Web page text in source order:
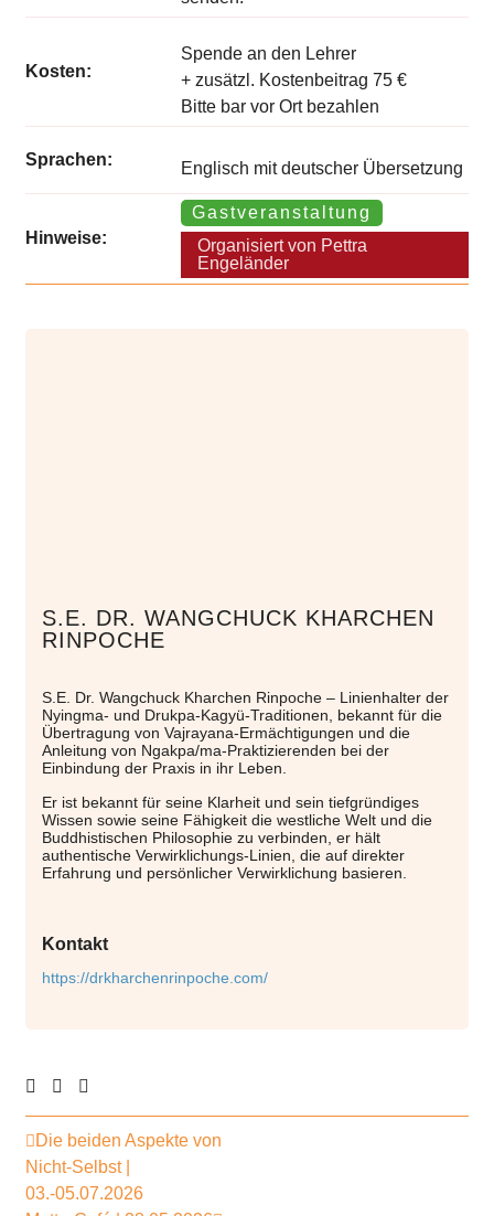
Kosten:
Spende an den Lehrer
+ zusätzl. Kostenbeitrag 75 €
Bitte bar vor Ort bezahlen
Sprachen: Englisch mit deutscher Übersetzung
Hinweise:
Gastveranstaltung
Organisiert von Pettra
Engeländer
S.E. DR. WANGCHUCK KHARCHEN
RINPOCHE
S.E. Dr. Wangchuck Kharchen Rinpoche – Linienhalter der
Nyingma- und Drukpa-Kagyü-Traditionen, bekannt für die
Übertragung von Vajrayana-Ermächtigungen und die
Anleitung von Ngakpa/ma-Praktizierenden bei der
Einbindung der Praxis in ihr Leben.
Er ist bekannt für seine Klarheit und sein tiefgründiges
Wissen sowie seine Fähigkeit die westliche Welt und die
Buddhistischen Philosophie zu verbinden, er hält
authentische Verwirklichungs-Linien, die auf direkter
Erfahrung und persönlicher Verwirklichung basieren.
Kontakt
https://drkharchenrinpoche.com/
Die beiden Aspekte von
Nicht-Selbst |
03.-05.07.2026